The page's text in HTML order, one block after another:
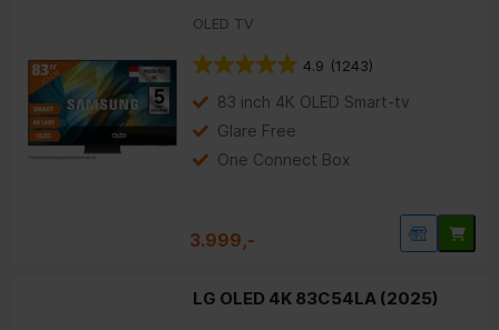
OLED TV
4.9 (1243)
83 inch 4K OLED Smart-tv
Glare Free
One Connect Box
3.999,-
LG OLED 4K 83C54LA (2025)